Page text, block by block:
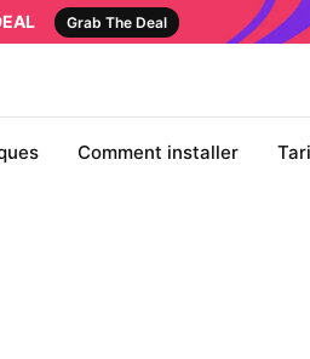
Grab The Deal
Comment installer